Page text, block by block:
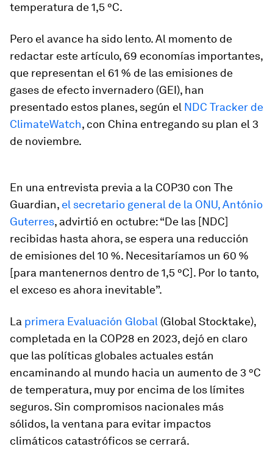
temperatura de 1,5 °C.
Pero el avance ha sido lento. Al momento de
redactar este artículo, 69 economías importantes,
que representan el 61 % de las emisiones de
gases de efecto invernadero (GEI), han
presentado estos planes, según el NDC Tracker de
ClimateWatch, con China entregando su plan el 3
de noviembre.
En una entrevista previa a la COP30 con The
Guardian, el secretario general de la ONU, António
Guterres, advirtió en octubre: “De las [NDC]
recibidas hasta ahora, se espera una reducción
de emisiones del 10 %. Necesitaríamos un 60 %
[para mantenernos dentro de 1,5 °C]. Por lo tanto,
el exceso es ahora inevitable”.
La primera Evaluación Global (Global Stocktake),
completada en la COP28 en 2023, dejó en claro
que las políticas globales actuales están
encaminando al mundo hacia un aumento de 3 °C
de temperatura, muy por encima de los límites
seguros. Sin compromisos nacionales más
sólidos, la ventana para evitar impactos
climáticos catastróficos se cerrará.